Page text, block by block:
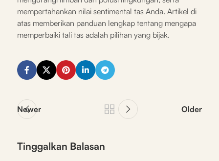
mempertahankan nilai sentimental tas Anda. Artikel di
atas memberikan panduan lengkap tentang mengapa
memperbaiki tali tas adalah pilihan yang bijak.
Newer Older
Tinggalkan Balasan